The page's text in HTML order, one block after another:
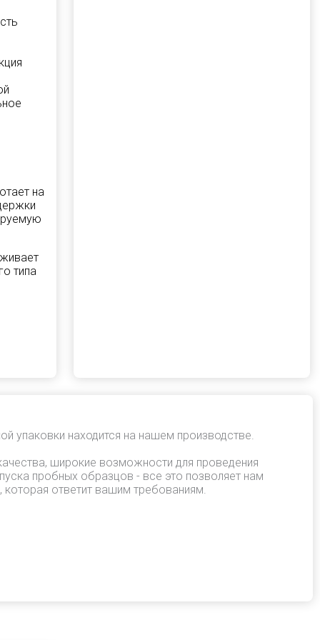
на
типа
упаковки находится на нашем производстве.
широкие возможности для проведения
пробных образцов - все это позволяет нам
которая ответит вашим требованиям.